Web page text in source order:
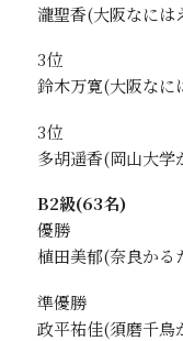
瀧聖香
3位
鈴木万寛
3位
多胡遥香
B2級(63名)
優勝
植田美郁
準優勝
政平祐佳